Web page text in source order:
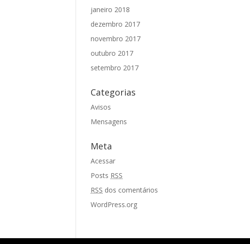
janeiro 2018
dezembro 2017
novembro 2017
outubro 2017
setembro 2017
Categorias
Avisos
Mensagens
Meta
Acessar
Posts RSS
RSS dos comentários
WordPress.org